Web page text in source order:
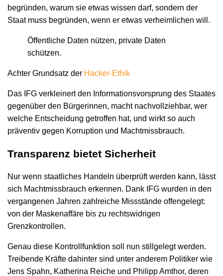
begründen, warum sie etwas wissen darf, sondern der
Staat muss begründen, wenn er etwas verheimlichen will.
Öffentliche Daten nützen, private Daten
schützen.
Achter Grundsatz der Hacker-Ethik
Das IFG verkleinert den Informationsvorsprung des Staates
gegenüber den Bürgerinnen, macht nachvollziehbar, wer
welche Entscheidung getroffen hat, und wirkt so auch
präventiv gegen Korruption und Machtmissbrauch.
Transparenz bietet Sicherheit
Nur wenn staatliches Handeln überprüft werden kann, lässt
sich Machtmissbrauch erkennen. Dank IFG wurden in den
vergangenen Jahren zahlreiche Missstände offengelegt:
von der Maskenaffäre bis zu rechtswidrigen
Grenzkontrollen.
Genau diese Kontrollfunktion soll nun stillgelegt werden.
Treibende Kräfte dahinter sind unter anderem Politiker wie
Jens Spahn, Katherina Reiche und Philipp Amthor, deren